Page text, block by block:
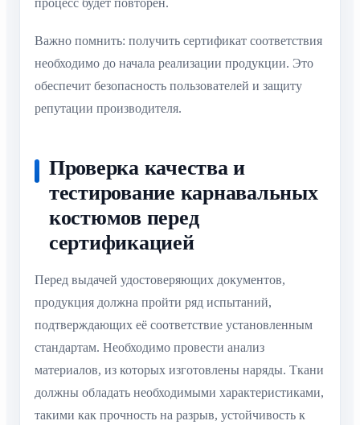
процесс будет повторен.
Важно помнить: получить сертификат соответствия
необходимо до начала реализации продукции. Это
обеспечит безопасность пользователей и защиту
репутации производителя.
Проверка качества и
тестирование карнавальных
костюмов перед
сертификацией
Перед выдачей удостоверяющих документов,
продукция должна пройти ряд испытаний,
подтверждающих её соответствие установленным
стандартам. Необходимо провести анализ
материалов, из которых изготовлены наряды. Ткани
должны обладать необходимыми характеристиками,
такими как прочность на разрыв, устойчивость к